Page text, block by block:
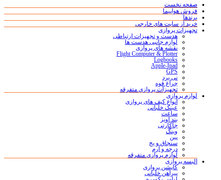
صفحه نخست
فروش هواپیما
برندها
خرید از سایت های خارجی
تجهیزات پروازی
هدست و تجهیزات ارتباطی
لوازم جانبی هدست ها
نقشه های پروازی
Flight Computer & Plotter
Logbooks
Apple-Ipad
GPS
نی برد
چراغ قوه
تجهیزات پروازی متفرقه
لوازم پروازی
انواع کیف های پروازی
عینک خلبانی
ساعت
بند آویز
جاکارتی
وینگ
پین
سنجاق و بج
درجه و آرم
لوازم پروازی متفرقه
البسه پروازی
کاپشن پروازی
پیراهن خلبانی